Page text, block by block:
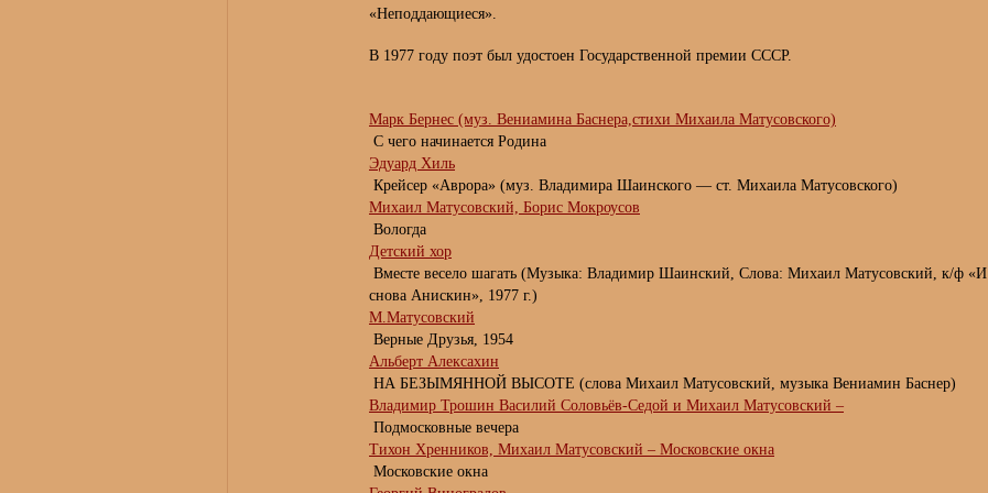
«Неподдающиеся».
В 1977 году поэт был удостоен Государственной премии СССР.
Марк Бернес (муз. Вениамина Баснера,стихи Михаила Матусовского)
С чего начинается Родина
Эдуард Хиль
Крейсер «Аврора» (муз. Владимира Шаинского — ст. Михаила Матусовского)
Михаил Матусовский, Борис Мокроусов
Вологда
Детский хор
Вместе весело шагать (Музыка: Владимир Шаинский, Слова: Михаил Матусовский, к/ф «И
снова Анискин», 1977 г.)
М.Матусовский
Верные Друзья, 1954
Альберт Алексахин
НА БЕЗЫМЯННОЙ ВЫСОТЕ (слова Михаил Матусовский, музыка Вениамин Баснер)
Владимир Трошин Василий Соловьёв-Седой и Михаил Матусовский –
Подмосковные вечера
Тихон Хренников, Михаил Матусовский – Московские окна
Московские окна